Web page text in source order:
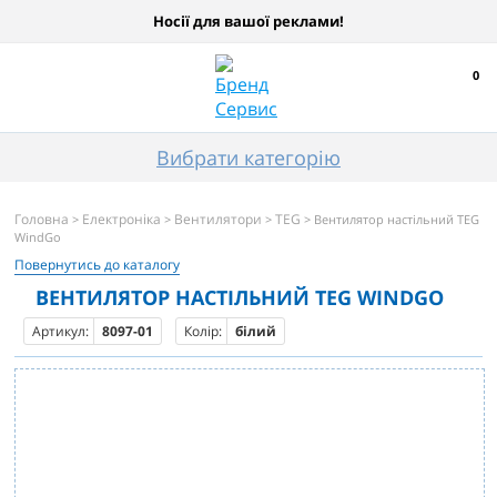
Носії для вашої реклами!
0
Вибрати категорію
Головна > Електроніка > Вентилятори >TEG > Вентилятор настільний TEG
WindGo
Повернутись до каталогу
ВЕНТИЛЯТОР НАСТІЛЬНИЙ TEG WINDGO
Артикул: 8097-01 Колір: білий